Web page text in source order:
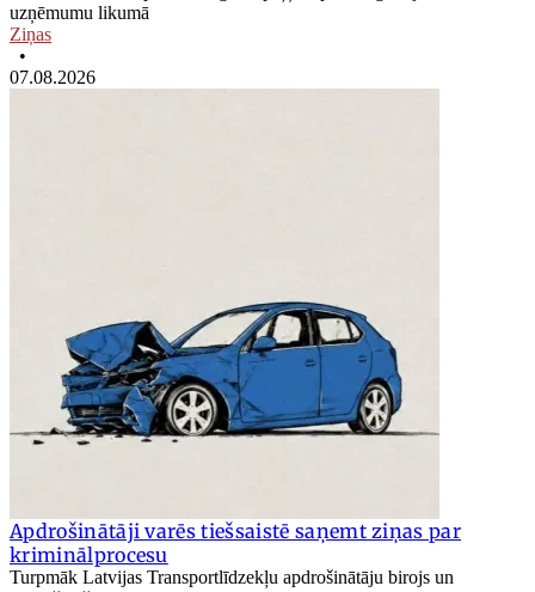
uzņēmumu likumā
Ziņas
•
07.08.2026
Apdrošinātāji varēs tiešsaistē saņemt ziņas par
kriminālprocesu
Turpmāk Latvijas Transportlīdzekļu apdrošinātāju birojs un